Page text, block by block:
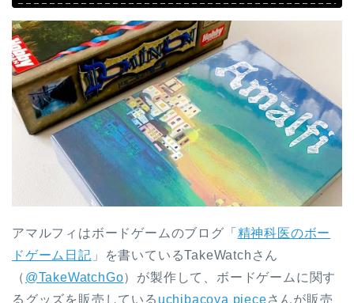
アマルフィはボードゲームのブログ「 精神科医のボー
ドゲーム日記 」を書いているTakeWatchさん
（ @TakeWatchGo）が製作して、ボードゲームに関す
るグッズを販売している uchibacoya pieceさんが販売